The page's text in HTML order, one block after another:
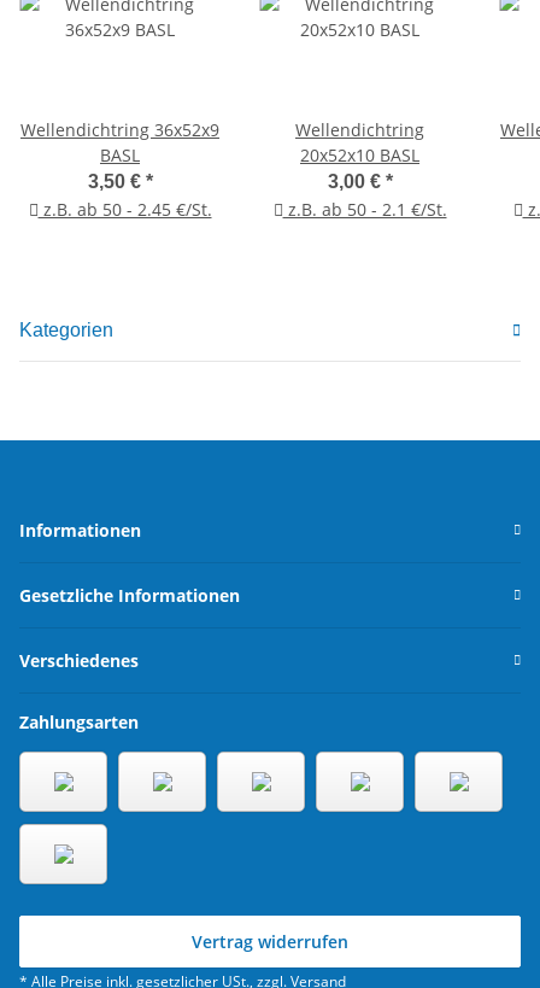
Wellendichtring 36x52x9
BASL
3,50 € *
z.B. ab 50 - 2.45 €/St.
Wellendichtring
20x52x10 BASL
3,00 € *
z.B. ab 50 - 2.1 €/St.
Kategorien
Informationen
Gesetzliche Informationen
Verschiedenes
Zahlungsarten
Vertrag widerrufen
* Alle Preise inkl. gesetzlicher USt., zzgl.Versand